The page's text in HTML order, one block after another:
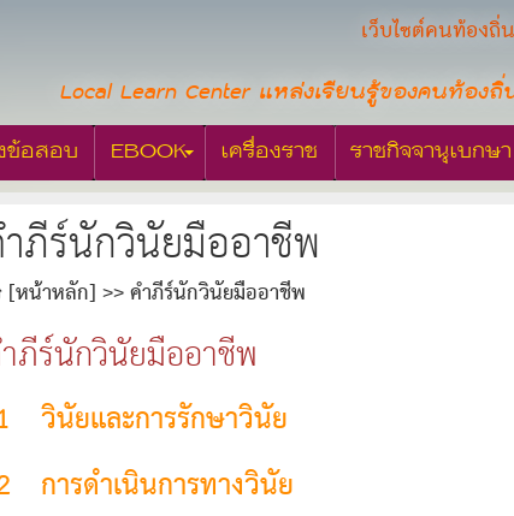
เว็บไซต์คนท้องถิ่น
Local Learn Center แหล่งเรียนรู้ของคนท้อ
ข้อสอบ EBOOK เครื่องราช ราชกิจจานุเบกษา
ภีร์นักวินัยมืออาชีพ
[หน้าหลัก] คำภีร์นักวินัยมืออาชีพ
ภีร์นักวินัยมืออาชีพ
วินัยและการรักษาวินัย
การดำเนินการทางวินัย